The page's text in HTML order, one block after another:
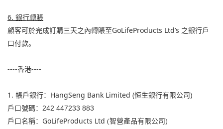
6. 銀行轉賬
顧客可於完成訂購三天之內轉賬至GoLifeProducts Ltd’s 之銀行戶
口付款。
----香港----
1. 帳戶銀行： HangSeng Bank Limited (恒生銀行有限公司)
戶口號碼： 242 447233 883
戶口名稱： GoLifeProducts Ltd (智營產品有限公司 )